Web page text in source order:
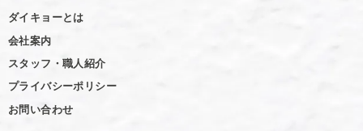
ダイキョーとは
会社案内
スタッフ・職人紹介
プライバシーポリシー
お問い合わせ